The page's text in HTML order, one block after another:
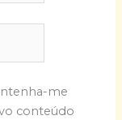
me
conteúdo